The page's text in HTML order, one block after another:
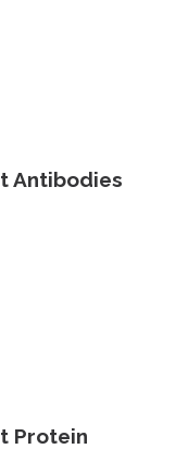
Antibodies
Protein